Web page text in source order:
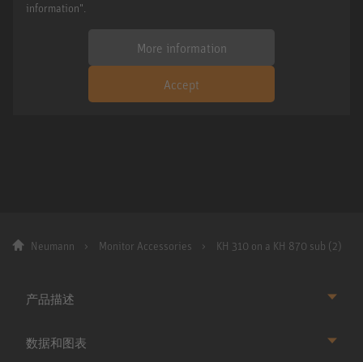
information".
More information
Accept
Neumann Monitor Accessories KH 310 on a KH 870 sub (2)
产品描述
数据和图表